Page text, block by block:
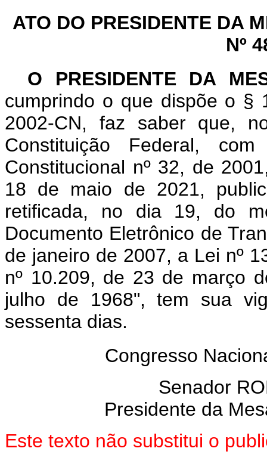
ATO DO PRESIDENTE DA
Nº
O PRESIDENTE DA
cumprindo o que dispõe o §
2002-CN, faz saber que,
Constituição Federal,
Constitucional nº 32, de
18 de maio de 2021,
retificada, no dia 19, do
Documento Eletrônico de
de janeiro de 2007, a Lei nº
nº 10.209, de 23 de março
julho de 1968", tem sua
sessenta dias.
Congresso
Senador
Presidente da
Este texto não substitui o